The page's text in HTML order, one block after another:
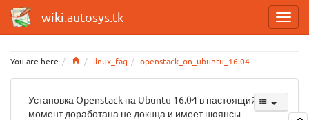
wiki.autosys.tk
You are here Homelinux_faq openstack_on_ubuntu_16.04
Установка Openstack на Ubuntu 16.04 в настоящий
момент доработана не докнца и имеет нюянсы